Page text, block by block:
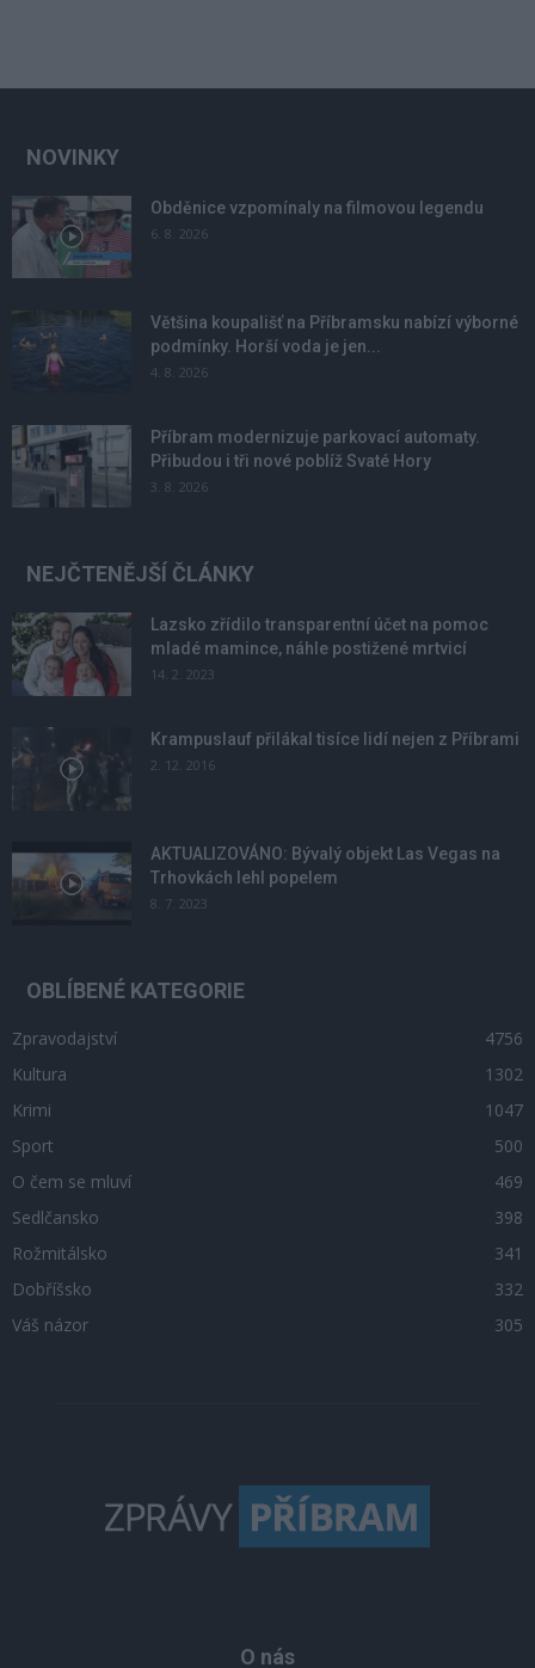
NOVINKY
Obděnice vzpomínaly na filmovou legendu
6. 8. 2026
Většina koupališť na Příbramsku nabízí výborné
podmínky. Horší voda je jen...
4. 8. 2026
Příbram modernizuje parkovací automaty.
Přibudou i tři nové poblíž Svaté Hory
3. 8. 2026
NEJČTENĚJŠÍ ČLÁNKY
Lazsko zřídilo transparentní účet na pomoc
mladé mamince, náhle postižené mrtvicí
14. 2. 2023
Krampuslauf přilákal tisíce lidí nejen z Příbrami
2. 12. 2016
AKTUALIZOVÁNO: Bývalý objekt Las Vegas na
Trhovkách lehl popelem
8. 7. 2023
OBLÍBENÉ KATEGORIE
Zpravodajství
4756
Kultura
1302
Krimi
1047
Sport
500
O čem se mluví
469
Sedlčansko
398
Rožmitálsko
341
Dobříšsko
332
Váš názor
305
O nás